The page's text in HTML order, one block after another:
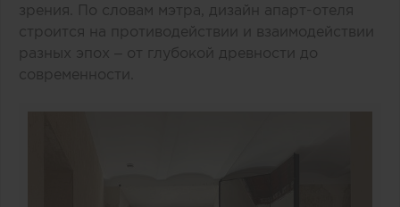
зрения. По словам мэтра, дизайн апарт-отеля
строится на противодействии и взаимодействии
разных эпох – от глубокой древности до
современности.